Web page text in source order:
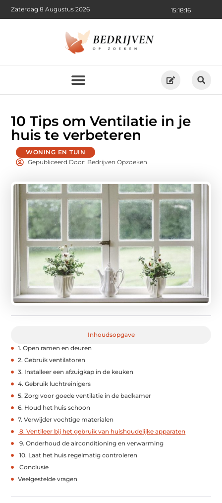
15:18:18
Zaterdag 8 Augustus 2026
10 Tips om Ventilatie in je
huis te verbeteren
WONING EN TUIN
Gepubliceerd Door: Bedrijven Opzoeken
Inhoudsopgave
1. Open ramen en deuren
2. Gebruik ventilatoren
3. Installeer een afzuigkap in de keuken
4. Gebruik luchtreinigers
5. Zorg voor goede ventilatie in de badkamer
6. Houd het huis schoon
7. Verwijder vochtige materialen
8. Ventileer bij het gebruik van huishoudelijke apparaten
9. Onderhoud de airconditioning en verwarming
10. Laat het huis regelmatig controleren
Conclusie
Veelgestelde vragen